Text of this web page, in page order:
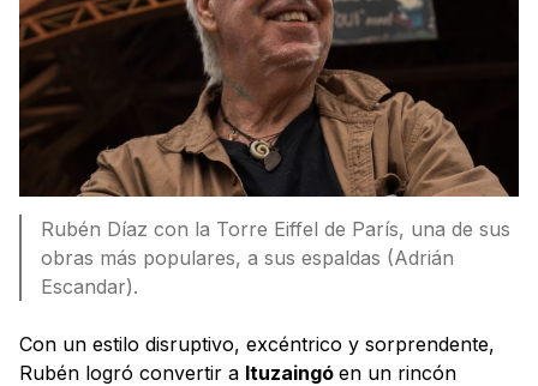
Rubén Díaz con la Torre Eiffel de París, una de sus
obras más populares, a sus espaldas (Adrián
Escandar).
Con un estilo disruptivo, excéntrico y sorprendente,
Rubén logró convertir a Ituzaingó en un rincón